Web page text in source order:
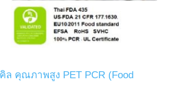
ล คุณภาพสูง PET PCR (Food